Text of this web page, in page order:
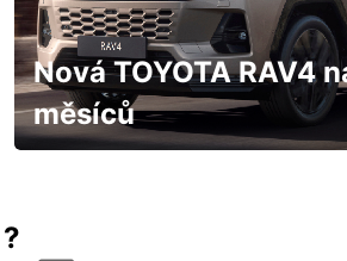
Nová TOYOTA RAV4
měsíců